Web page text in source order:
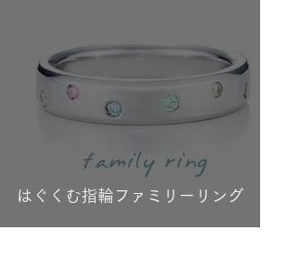
はぐくむ指輪ファミリーリング